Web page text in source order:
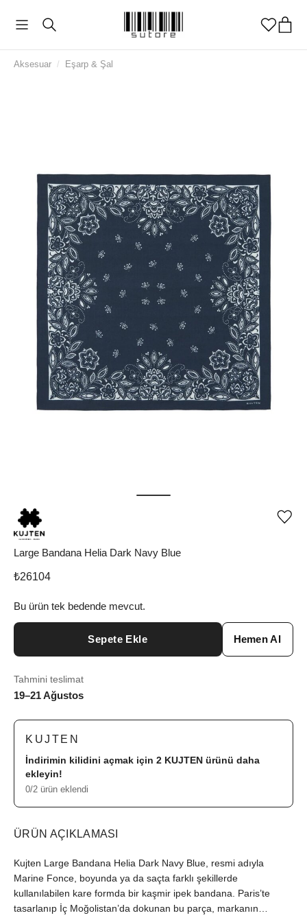
Aksesuar / Eşarp & Şal
Large Bandana Helia Dark Navy Blue
₺26104
Bu ürün tek bedende mevcut.
Sepete Ekle Hemen Al
Tahmini teslimat
19–21 Ağustos
KUJTEN
İndirimin kilidini açmak için 2 KUJTEN ürünü daha
ekleyin!
0/2 ürün eklendi
ÜRÜN AÇIKLAMASI
Kujten Large Bandana Helia Dark Navy Blue, resmi adıyla
Marine Fonce, boyunda ya da saçta farklı şekillerde
kullanılabilen kare formda bir kaşmir ipek bandana. Paris’te
tasarlanıp İç Moğolistan’da dokunan bu parça, markanın